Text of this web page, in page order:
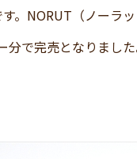
。NORUT（ノーラ
で完売となりまし